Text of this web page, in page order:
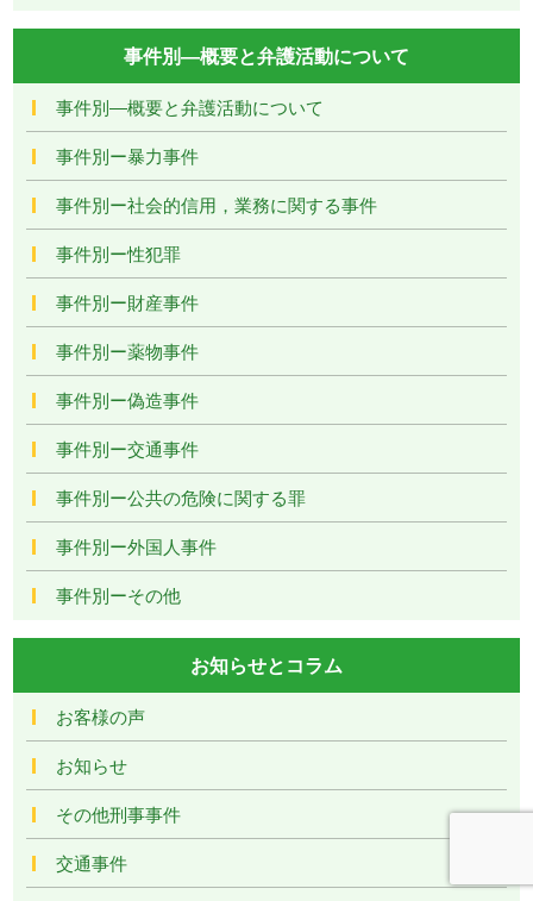
事件別―概要と弁護活動について
事件別―概要と弁護活動について
事件別ー暴力事件
事件別ー社会的信用，業務に関する事件
事件別ー性犯罪
事件別ー財産事件
事件別ー薬物事件
事件別ー偽造事件
事件別ー交通事件
事件別ー公共の危険に関する罪
事件別ー外国人事件
事件別ーその他
お知らせとコラム
お客様の声
お知らせ
その他刑事事件
交通事件